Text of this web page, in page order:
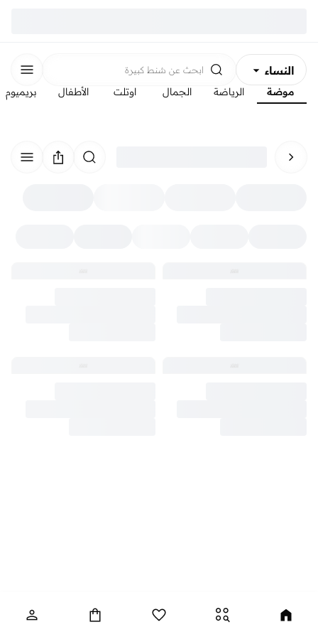
النساء
الرجال
ابحث عن شنط كبيرة
موضة الرياضة الجمال اوتلت الأطفال بريميوم